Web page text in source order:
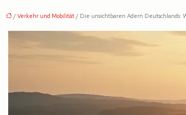
/ Verkehr und Mobilität / Die unsichtbaren Adern Deutschlands: